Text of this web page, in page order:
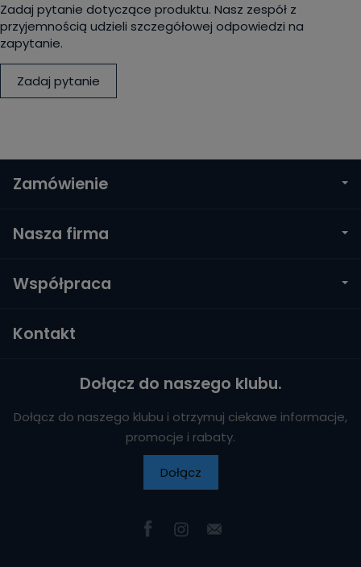
Zadaj pytanie dotyczące produktu. Nasz zespół z
przyjemnością udzieli szczegółowej odpowiedzi na
zapytanie.
Zadaj pytanie
Zamówienie
Nasza firma
Współpraca
Kontakt
Dołącz do naszego klubu.
Dołącz do naszego klubu i otrzymuj ciekawe informacje,
promocje i rabaty.
Dołącz